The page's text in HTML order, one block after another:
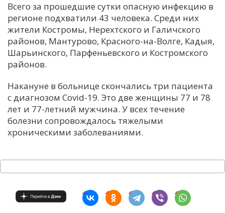
Е
К
С
Т
Ч
Всего за прошедшие сутки опасную инфекцию в
регионе подхватили 43 человека. Среди них
жители Костромы, Нерехтского и Галичского
районов, Мантурово, Красного-на-Волге, Кадыя,
Шарьинского, Парфеньевского и Костромского
районов.
Накануне в больнице скончались три пациента
с диагнозом Covid-19. Это две женщины 77 и 78
лет и 77-летний мужчина. У всех течение
болезни сопровождалось тяжелыми
хроническими заболеваниями.